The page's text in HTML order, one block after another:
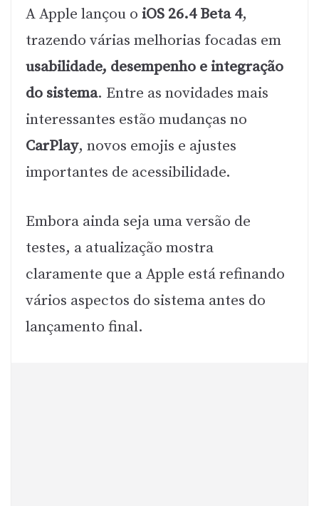
A Apple lançou o iOS 26.4 Beta 4,
trazendo várias melhorias focadas em
usabilidade, desempenho e integração
do sistema. Entre as novidades mais
interessantes estão mudanças no
CarPlay, novos emojis e ajustes
importantes de acessibilidade.
Embora ainda seja uma versão de
testes, a atualização mostra
claramente que a Apple está refinando
vários aspectos do sistema antes do
lançamento final.